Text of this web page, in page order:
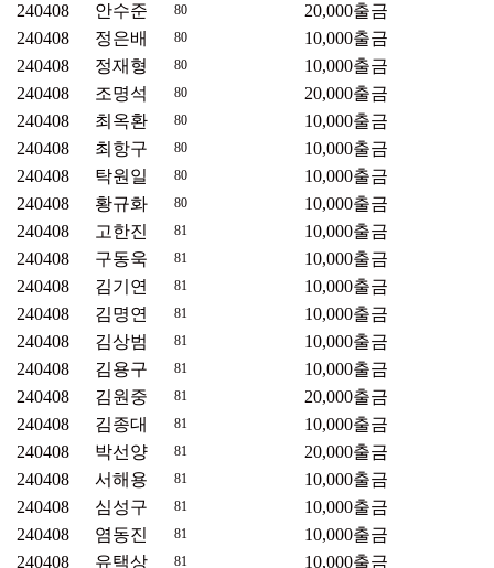
240408
안수준 80 20,000출금
240408
정은배 80 10,000출금
240408
정재형 80 10,000출금
240408
조명석 80 20,000출금
240408
최옥환 80 10,000출금
240408
최항구 80 10,000출금
240408
탁원일 80 10,000출금
240408
황규화 80 10,000출금
240408
고한진 81 10,000출금
240408
구동욱 81 10,000출금
240408
김기연 81 10,000출금
240408
김명연 81 10,000출금
240408
김상범 81 10,000출금
240408
김용구 81 10,000출금
240408
김원중 81 20,000출금
240408
김종대 81 10,000출금
240408
박선양 81 20,000출금
240408
서해용 81 10,000출금
240408
심성구 81 10,000출금
240408
염동진 81 10,000출금
240408
유택상 81 10,000출금